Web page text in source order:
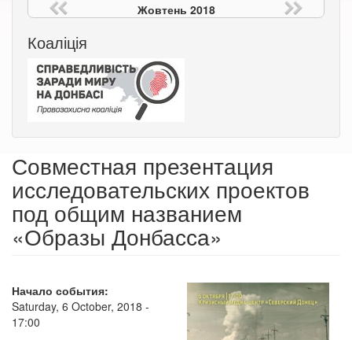
Жовтень 2018
Коаліція
Совместная презентация
исследовательских проектов
под общим названием
«Образы Донбасса»
Начало события:
Saturday, 6 October, 2018 -
17:00